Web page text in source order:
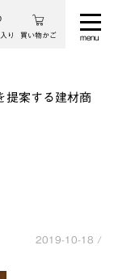
り 買い物かご
提案する建材商
2019-10-18 /